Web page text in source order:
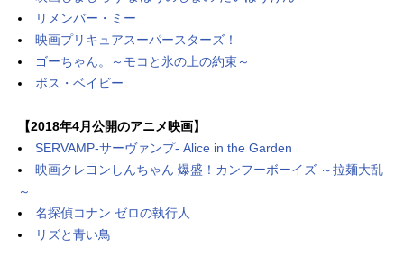
リメンバー・ミー
映画プリキュアスーパースターズ！
ゴーちゃん。～モコと氷の上の約束～
ボス・ベイビー
【2018年4月公開のアニメ映画】
SERVAMP-サーヴァンプ- Alice in the Garden
映画クレヨンしんちゃん 爆盛！カンフーボーイズ ～拉麺大乱
～
名探偵コナン ゼロの執行人
リズと青い鳥